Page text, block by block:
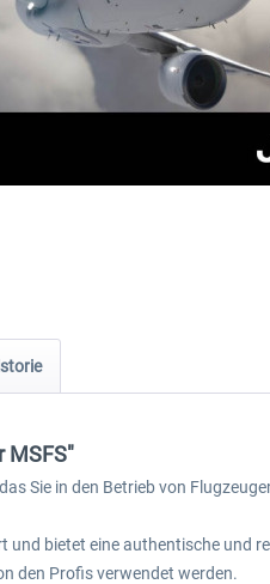
MSFS"
Sie in den Betrieb von
bietet eine authentische und
den Profis verwendet werden.